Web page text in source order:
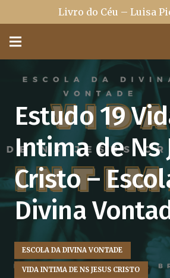
Livro do Céu – Luisa
Estudo 19
Intima de Ns
Cristo –
Divina
ESCOLA DA DIVINA VONTADE
VIDA INTIMA DE NS JESUS CRISTO